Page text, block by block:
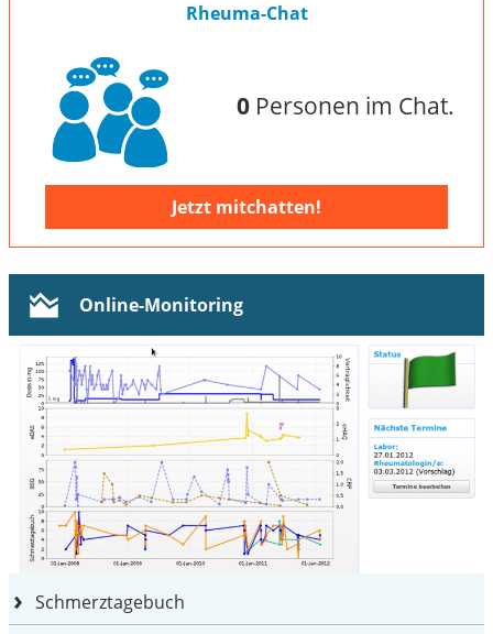
Rheuma-Chat
0Personen im Chat.
Jetzt mitchatten!
Online-Monitoring
Schmerztagebuch